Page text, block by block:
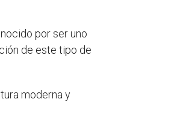
por ser uno
de este tipo de
moderna y